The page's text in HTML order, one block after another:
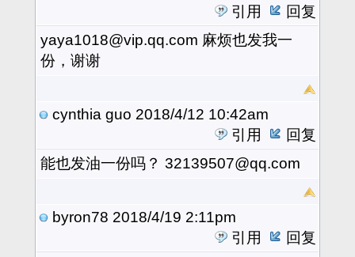
引用
回复
yaya1018@vip.qq.com 麻烦也发我一
份，谢谢
cynthia guo 2018/4/12 10:42am
引用
回复
能也发油一份吗？ 32139507@qq.com
byron78 2018/4/19 2:11pm
引用
回复